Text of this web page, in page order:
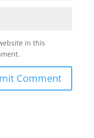
in this